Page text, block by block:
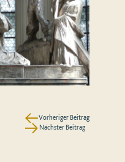
Vorheriger Beitrag
Nächster Beitrag